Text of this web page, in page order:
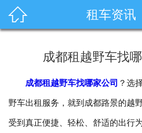
 租车资讯
成都租越野车找
成都租越野车找哪家公司 ？选
野车出租服务，就到成都路景的越
受到真正便捷、轻松、舒适的出行